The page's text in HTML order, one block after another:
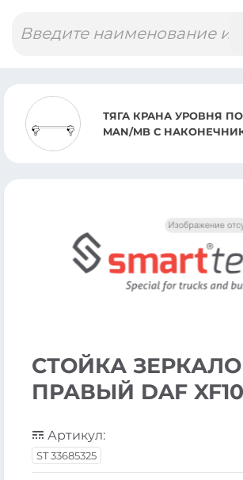
товаров
ТЯГА КРАНА УРОВНЯ
MAN/MB С
СТОЙКА ЗЕРКАЛО
ПРАВЫЙ DAF
Артикул:
ST 33685325